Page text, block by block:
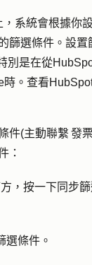
系統會根據你
篩選條件。設置
別是在從
時。查看
件(主動聯繫 發
：
，按一下同步
選條件 。